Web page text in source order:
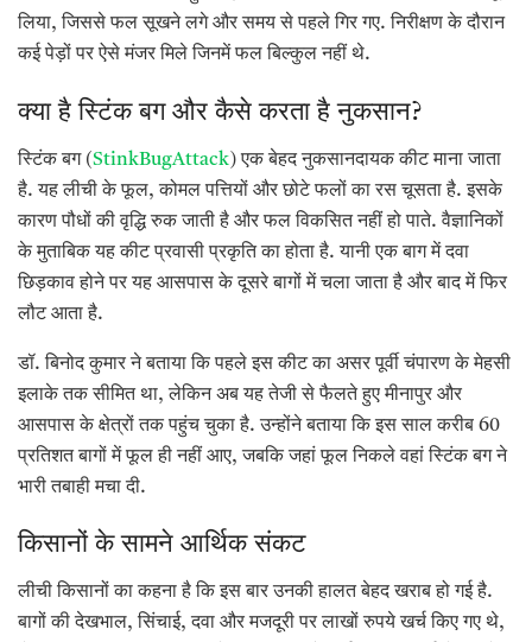
लिया, जिससे फल सूखने लगे और समय से पहले गिर गए. निरीक्षण के दौरान
कई पेड़ों पर ऐसे मंजर मिले जिनमें फल बिल्कुल नहीं थे.
क्या है स्टिंक बग और कैसे करता है नुकसान?
स्टिंक बग (StinkBugAttack) एक बेहद नुकसानदायक कीट माना जाता
है. यह लीची के फूल, कोमल पत्तियों और छोटे फलों का रस चूसता है. इसके
कारण पौधों की वृद्धि रुक जाती है और फल विकसित नहीं हो पाते. वैज्ञानिकों
के मुताबिक यह कीट प्रवासी प्रकृति का होता है. यानी एक बाग में दवा
छिड़काव होने पर यह आसपास के दूसरे बागों में चला जाता है और बाद में फिर
लौट आता है.
डॉ. बिनोद कुमार ने बताया कि पहले इस कीट का असर पूर्वी चंपारण के मेहसी
इलाके तक सीमित था, लेकिन अब यह तेजी से फैलते हुए मीनापुर और
आसपास के क्षेत्रों तक पहुंच चुका है. उन्होंने बताया कि इस साल करीब 60
प्रतिशत बागों में फूल ही नहीं आए, जबकि जहां फूल निकले वहां स्टिंक बग ने
भारी तबाही मचा दी.
किसानों के सामने आर्थिक संकट
लीची किसानों का कहना है कि इस बार उनकी हालत बेहद खराब हो गई है.
बागों की देखभाल, सिंचाई, दवा और मजदूरी पर लाखों रुपये खर्च किए गए थे,